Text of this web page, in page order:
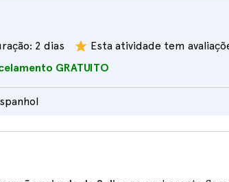
2 dias Esta atividade tem
GRATUITO